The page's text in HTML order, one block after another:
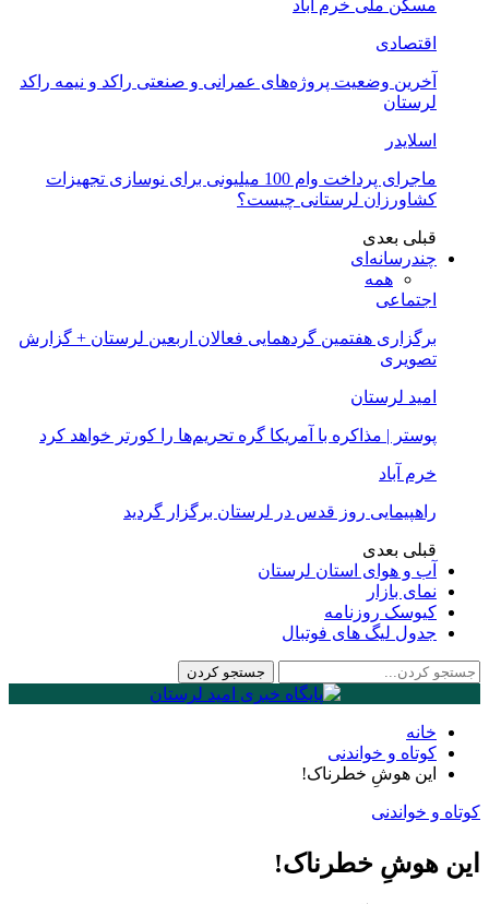
مسکن ملی خرم آباد
اقتصادی
آخرین وضعیت پروژه‌های عمرانی و صنعتی راکد و نیمه راکد
لرستان
اسلایدر
ماجرای پرداخت وام 100 میلیونی برای نوسازی تجهیزات
کشاورزان لرستانی چیست؟
قبلی بعدی
چندرسانه‌ای
همه
اجتماعی
برگزاری هفتمین گردهمایی فعالان اربعین لرستان + گزارش
تصویری
امید لرستان
پوستر | مذاکره با آمریکا گره تحریم‌ها را کورتر خواهد کرد
خرم آباد
راهپیمایی روز قدس در لرستان برگزار گردید
قبلی بعدی
آب و هوای استان لرستان
نمای بازار
کیوسک روزنامه
جدول لیگ های فوتبال
خانه
کوتاه و خواندنی
این هوشِ خطرناک!
کوتاه و خواندنی
این هوشِ خطرناک!